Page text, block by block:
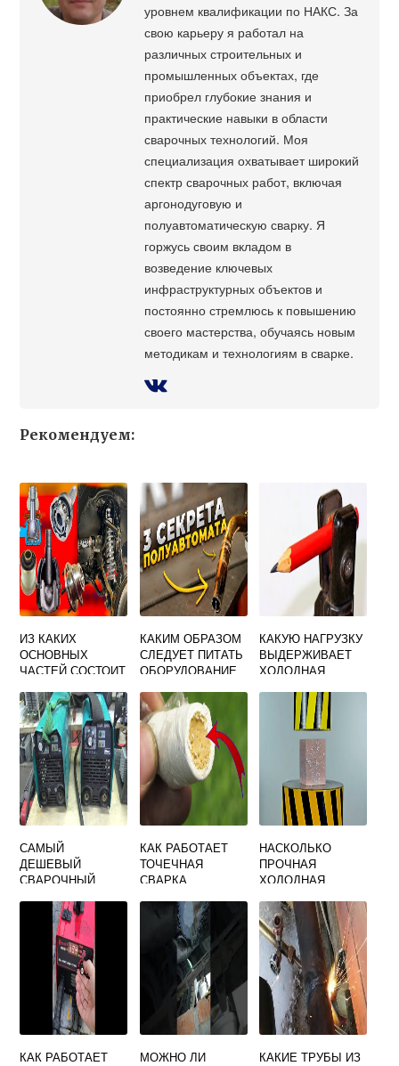
уровнем квалификации по НАКС. За
свою карьеру я работал на
различных строительных и
промышленных объектах, где
приобрел глубокие знания и
практические навыки в области
сварочных технологий. Моя
специализация охватывает широкий
спектр сварочных работ, включая
аргонодуговую и
полуавтоматическую сварку. Я
горжусь своим вкладом в
возведение ключевых
инфраструктурных объектов и
постоянно стремлюсь к повышению
своего мастерства, обучаясь новым
методикам и технологиям в сварке.
Рекомендуем:
ИЗ КАКИХ
ОСНОВНЫХ
ЧАСТЕЙ СОСТОИТ
СВАРОЧНАЯ
МАШИНА
КАКИМ ОБРАЗОМ
СЛЕДУЕТ ПИТАТЬ
ОБОРУДОВАНИЕ
МНОГОПОСТОВОЙ
СВАРКИ
КАКУЮ НАГРУЗКУ
ВЫДЕРЖИВАЕТ
ХОЛОДНАЯ
САМЫЙ
ДЕШЕВЫЙ
СВАРОЧНЫЙ
MMA 180N
КАК РАБОТАЕТ
ТОЧЕЧНАЯ
СВАРКА
НАСКОЛЬКО
ПРОЧНАЯ
ХОЛОДНАЯ
КАК РАБОТАЕТ
МОЖНО ЛИ
КАКИЕ ТРУБЫ ИЗ